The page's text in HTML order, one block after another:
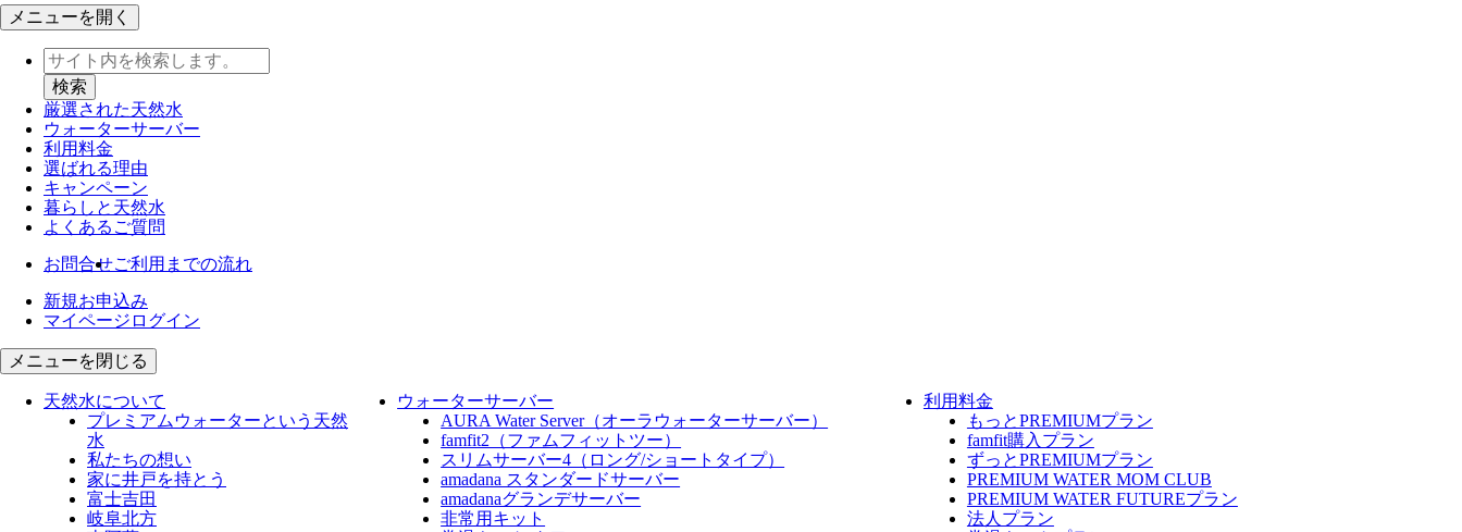
メニューを開く
厳選された天然水
ウォーターサーバー
利用料金
選ばれる理由
キャンペーン
暮らしと天然水
よくあるご質問
お問合せご利用までの流れ
新規お申込み
マイページログイン
メニューを閉じる
天然水について
プレミアムウォーターという天然
水
私たちの想い
家に井戸を持とう
富士吉田
岐阜北方
ウォーターサーバー
AURA Water Server​（オーラウォーターサーバー）
famfit2（ファムフィットツー）
スリムサーバー4（ロング/ショートタイプ）
amadana スタンダードサーバー
amadanaグランデサーバー
非常用キット
利用料金
もっとPREMIUMプラン
famfit購入プラン
ずっとPREMIUMプラン
PREMIUM WATER MOM CLUB
PREMIUM WATER FUTUREプラン
法人プラン